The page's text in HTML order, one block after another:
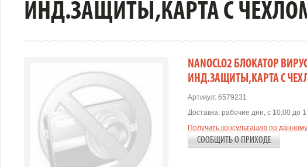
ИНД.ЗАЩИТЫ,КАРТА С
NANOCLO2 БЛОКАТОР
ИНД.ЗАЩИТЫ,КАРТА С
Артикул: 6579231
Доставка: рабочие дни, с 10:00 до
Получить консультацию по
СООБЩИТЬ О ПРИХОДЕ